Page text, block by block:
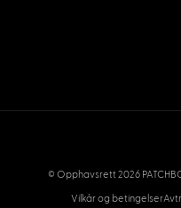
© Opphavsrett 2026
Vilkår og betingelser